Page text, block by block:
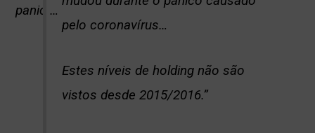
panic …
pelo coronavírus…
Estes níveis de holding não são
vistos desde 2015/2016.”